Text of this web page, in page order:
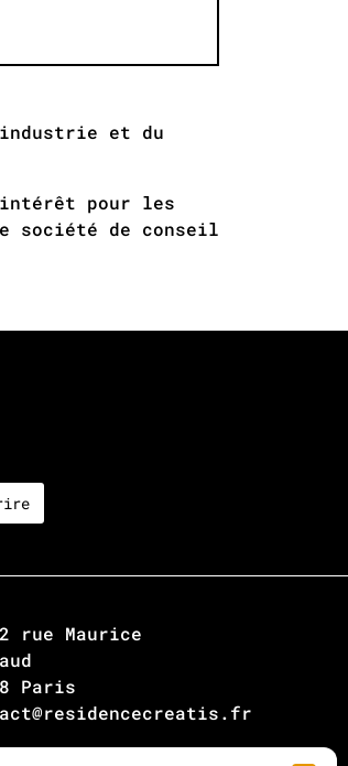
et du
intérêt pour les
société de conseil
rue Maurice
Paris